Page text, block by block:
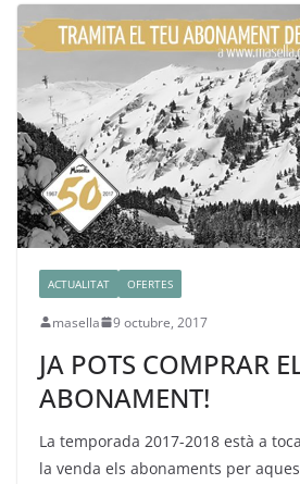
ACTUALITAT OFERTES
masella 9 octubre, 2017
JA POTS COMPRAR
ABONAMENT!
La temporada 2017-2018 està a
la venda els abonaments per